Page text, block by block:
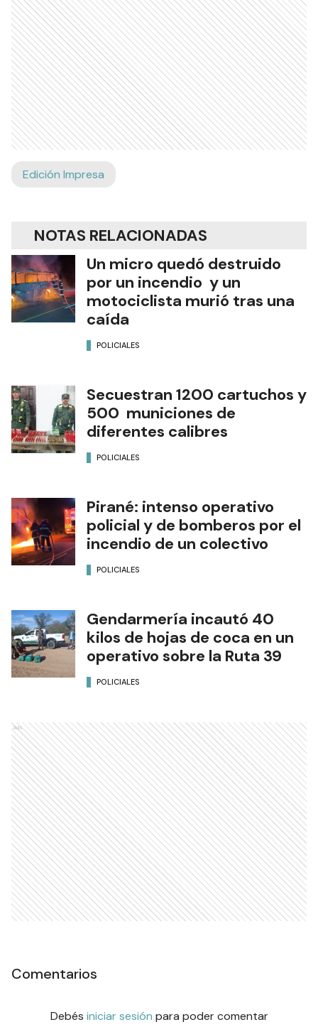
Edición Impresa
NOTAS RELACIONADAS
Un micro quedó destruido
por un incendio y un
motociclista murió tras una
caída
POLICIALES
Secuestran 1200 cartuchos y
500 municiones de
diferentes calibres
POLICIALES
Pirané: intenso operativo
policial y de bomberos por el
incendio de un colectivo
POLICIALES
Gendarmería incautó 40
kilos de hojas de coca en un
operativo sobre la Ruta 39
POLICIALES
Ads
Comentarios
Debés iniciar sesión para poder comentar